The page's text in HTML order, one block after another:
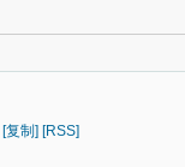
[复制] [RSS]